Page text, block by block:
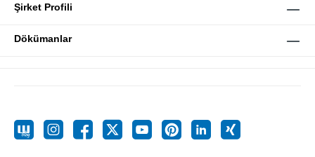
Şirket Profili
Dökümanlar